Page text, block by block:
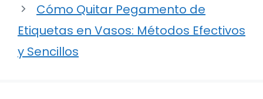
Cómo Quitar Pegamento de
Etiquetas en Vasos: Métodos Efectivos
y Sencillos